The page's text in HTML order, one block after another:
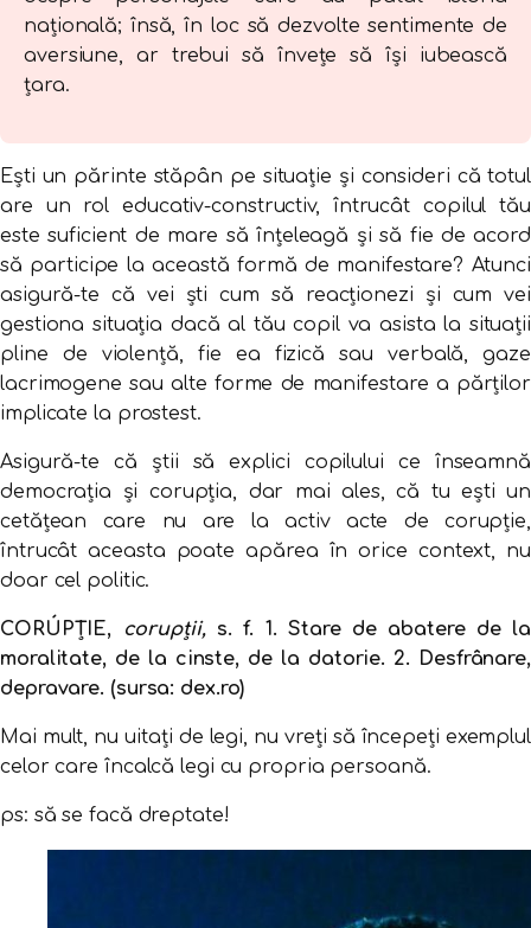
națională; însă, în loc să dezvolte sentimente de
aversiune, ar trebui să învețe să își iubească
țara.
Ești un părinte stăpân pe situație și consideri că totul
are un rol educativ-constructiv, întrucât copilul tău
este suficient de mare să înțeleagă și să fie de acord
să participe la această formă de manifestare? Atunci
asigură-te că vei ști cum să reacționezi și cum vei
gestiona situația dacă al tău copil va asista la situații
pline de violență, fie ea fizică sau verbală, gaze
lacrimogene sau alte forme de manifestare a părților
implicate la prostest.
Asigură-te că știi să explici copilului ce înseamnă
democrația și corupția, dar mai ales, că tu ești un
cetățean care nu are la activ acte de corupție,
întrucât aceasta poate apărea în orice context, nu
doar cel politic.
CORÚPȚIE, corupții, s. f. 1. Stare de abatere de la
moralitate, de la cinste, de la datorie. 2. Desfrânare,
depravare. (sursa: dex.ro)
Mai mult, nu uitați de legi, nu vreți să începeți exemplul
celor care încalcă legi cu propria persoană.
ps: să se facă dreptate!